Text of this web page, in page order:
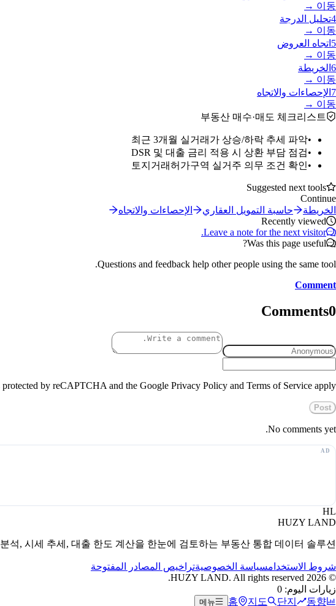
이동 →
4تحليل الدرجة
이동 →
5 اتجاه العروض
이동 →
6 الخريطة
이동 →
7 الإحصاءات والاتجاه
이동 →
부동산 매수·매도 체크리스트
•
최근 3개월 실거래가 상승/하락 추세 파악
•
DSR 및 대출 금리 적용 시 상환 부담 점검
•
토지거래허가구역 실거주 의무 조건 확인
Suggested next tools
Continue
الخريطة
حاسبة التمويل العقاري
الإحصاءات والاتجاه
Recently viewed
Leave a note for the next visitor.
Was this page useful?
Questions and feedback help other people using the same tool.
Comment
Comments0
protected by reCAPTCHA and the Google Privacy Policy and Terms of Service apply.
Post
No comments yet.
HL
HUZY LAND
석, 시세 추세, 대출 한도 계산을 한눈에 검토하는 부동산 통합 데이터 솔루션.
شروط الاستخدامسياسة الخصوصيةتراخيص المصادر المفتوحة
©
2026
زيارات اليوم: 0
홈
지도 단지 동향
메뉴